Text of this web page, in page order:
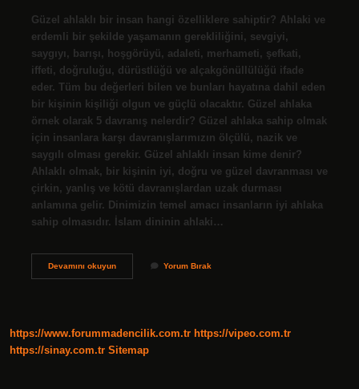
Güzel ahlaklı bir insan hangi özelliklere sahiptir? Ahlaki ve
erdemli bir şekilde yaşamanın gerekliliğini, sevgiyi,
saygıyı, barışı, hoşgörüyü, adaleti, merhameti, şefkati,
iffeti, doğruluğu, dürüstlüğü ve alçakgönüllülüğü ifade
eder. Tüm bu değerleri bilen ve bunları hayatına dahil eden
bir kişinin kişiliği olgun ve güçlü olacaktır. Güzel ahlaka
örnek olarak 5 davranış nelerdir? Güzel ahlaka sahip olmak
için insanlara karşı davranışlarımızın ölçülü, nazik ve
saygılı olması gerekir. Güzel ahlaklı insan kime denir?
Ahlaklı olmak, bir kişinin iyi, doğru ve güzel davranması ve
çirkin, yanlış ve kötü davranışlardan uzak durması
anlamına gelir. Dinimizin temel amacı insanların iyi ahlaka
sahip olmasıdır. İslam dininin ahlaki…
Devamını okuyunGüzel
Yorum Bırak
https://www.forummadencilik.com.tr https://vipeo.com.tr
https://sinay.com.tr Sitemap